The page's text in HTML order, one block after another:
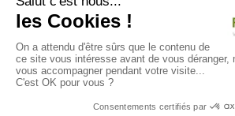
Conditions d'utilisation
A propos